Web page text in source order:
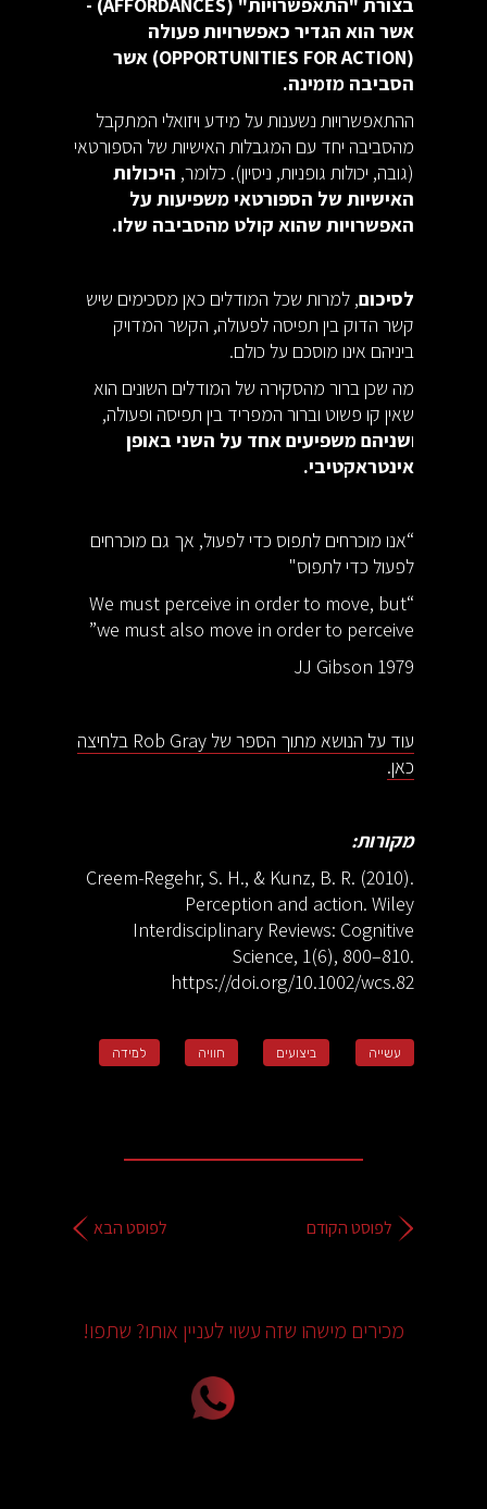
אשר הוא הגדיר כאפשרויות פעולה
(OPPORTUNITIES FOR ACTION) אשר
הסביבה מזמינה.
ההתאפשרויות נשענות על מידע ויזואלי המתקבל
מהסביבה יחד עם המגבלות האישיות של הספורטאי
(גובה, יכולות גופניות, ניסיון). כלומר, היכולות
האישיות של הספורטאי משפיעות על
האפשרויות שהוא קולט מהסביבה שלו.
לסיכום, למרות שכל המודלים כאן מסכימים שיש
קשר הדוק בין תפיסה לפעולה, הקשר המדויק
ביניהם אינו מוסכם על כולם.
מה שכן ברור מהסקירה של המודלים השונים הוא
שאין קו פשוט וברור המפריד בין תפיסה ופעולה,
ושניהם משפיעים אחד על השני באופן
אינטראקטיבי.
“אנו מוכרחים לתפוס כדי לפעול, אך גם מוכרחים
לפעול כדי לתפוס"
“We must perceive in order to move, but
we must also move in order to perceive”
JJ Gibson 1979
עוד על הנושא מתוך הספר של Rob Gray בלחיצה
כאן.
מקורות:
Creem-Regehr, S. H., & Kunz, B. R. (2010).
Perception and action. Wiley
Interdisciplinary Reviews: Cognitive
Science, 1(6), 800–810.
https://doi.org/10.1002/wcs.82
עשייה ביצועים חוויה למידה
לפוסט הקודם לפוסט הבא
מכירים מישהו שזה עשוי לעניין אותו? שתפו!